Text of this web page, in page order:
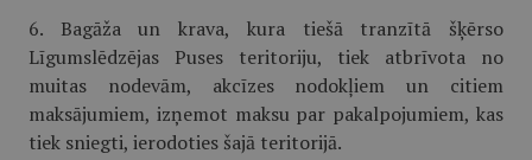
6. Bagāža un krava, kura tiešā tranzītā šķērso
Līgumslēdzējas Puses teritoriju, tiek atbrīvota no
muitas nodevām, akcīzes nodokļiem un citiem
maksājumiem, izņemot maksu par pakalpojumiem, kas
tiek sniegti, ierodoties šajā teritorijā.